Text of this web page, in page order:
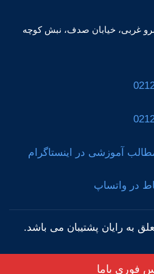
غربی، خیابان صدف، نبش کوچه
آموزشی در اینستاگرام
در واتساپ
به رایان پشتیبان می باشد.
فوری باما